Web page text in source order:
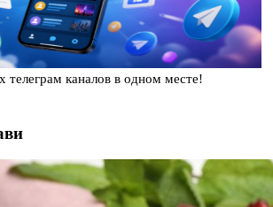
каналов в одном месте!